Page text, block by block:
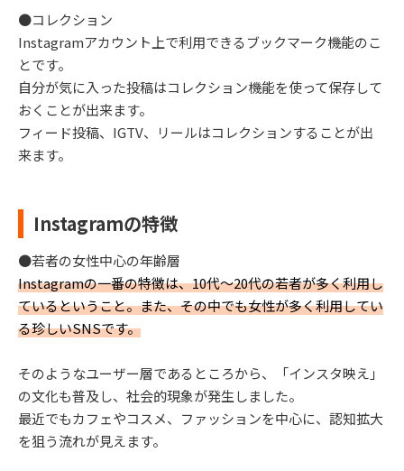
●コレクション
Instagramアカウント上で利用できるブックマーク機能のこ
とです。
自分が気に入った投稿はコレクション機能を使って保存して
おくことが出来ます。
フィード投稿、IGTV、リールはコレクションすることが出
来ます。
Instagramの特徴
●若者の女性中心の年齢層
Instagramの一番の特徴は、10代～20代の若者が多く利用し
ているということ。また、その中でも女性が多く利用してい
る珍しいSNSです。
そのようなユーザー層であるところから、「インスタ映え」
の文化も普及し、社会的現象が発生しました。
最近でもカフェやコスメ、ファッションを中心に、認知拡大
を狙う流れが見えます。